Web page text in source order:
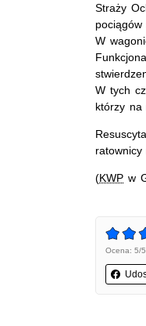
Straży
W
W tych
którzy na
(KWP w
Ocena: 5/